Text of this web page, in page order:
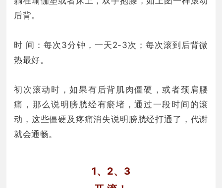
后背。
时 间：每次3分钟，一天2-3次；每次滚到后背微
热最好。
初次滚动时，如果有后背肌肉僵硬，或者颈肩腰
痛，那么说明膀胱经有瘀堵，通过一段时间的滚
动，这些僵硬及疼痛消失说明膀胱经打通了，代谢
就会通畅。
1、2、3